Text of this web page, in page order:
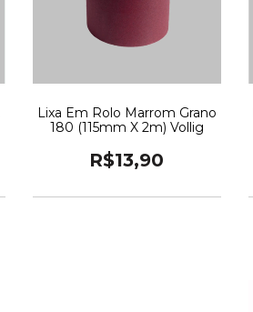
Lixa Em Rolo Marrom Grano
180 (115mm X 2m) Vollig
R$13,90